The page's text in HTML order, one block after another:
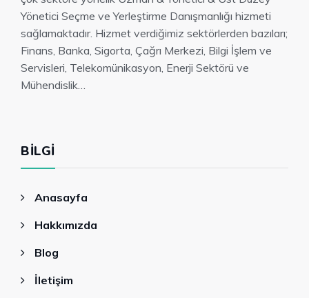
Yönetici Seçme ve Yerleştirme Danışmanlığı hizmeti
sağlamaktadır. Hizmet verdiğimiz sektörlerden bazıları;
Finans, Banka, Sigorta, Çağrı Merkezi, Bilgi İşlem ve
Servisleri, Telekomünikasyon, Enerji Sektörü ve
Mühendislik…
BILGI
Anasayfa
Hakkımızda
Blog
İletişim